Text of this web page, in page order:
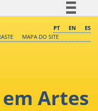
Comunica BR
Canais
PT EN
ES
MAPA DO SITE
Artes